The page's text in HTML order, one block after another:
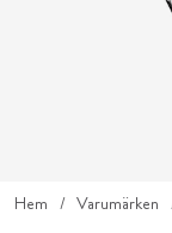
Hem Varumärken